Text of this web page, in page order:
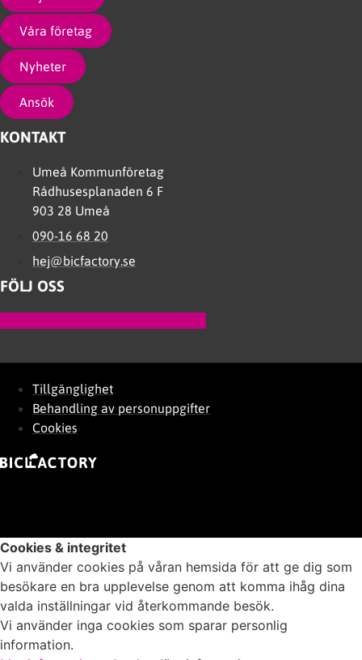
Våra företag
Nyheter
Ansök
KONTAKT
Umeå Kommunföretag
Rådhusesplanaden 6 F
903 28 Umeå
090-16 68 20
hej@bicfactory.se
FÖLJ OSS
Tillgänglighet
Behandling av personuppgifter
Cookies
Cookies & integritet
Vi använder cookies på våran hemsida för att ge dig som
besökare en bra upplevelse genom att komma ihåg dina
valda inställningar vid återkommande besök.
Vi använder inga cookies som sparar personlig
information.